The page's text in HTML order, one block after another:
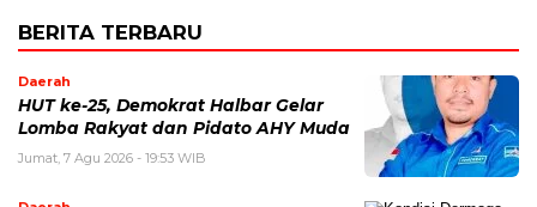
BERITA TERBARU
Daerah
HUT ke-25, Demokrat Halbar Gelar
Lomba Rakyat dan Pidato AHY Muda
Jumat, 7 Agu 2026 - 19:53 WIB